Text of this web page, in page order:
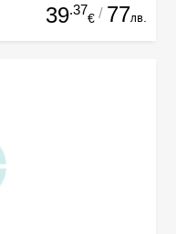
39.37
€ / 77лв.